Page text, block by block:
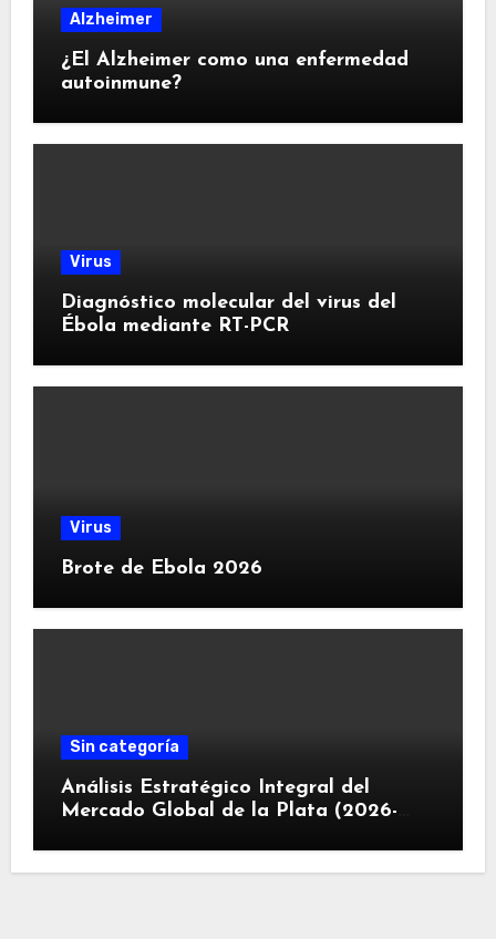
Alzheimer
¿El Alzheimer como una enfermedad
autoinmune?
Virus
Diagnóstico molecular del virus del
Ébola mediante RT-PCR
Virus
Brote de Ebola 2026
Sin categoría
Análisis Estratégico Integral del
Mercado Global de la Plata (2026-